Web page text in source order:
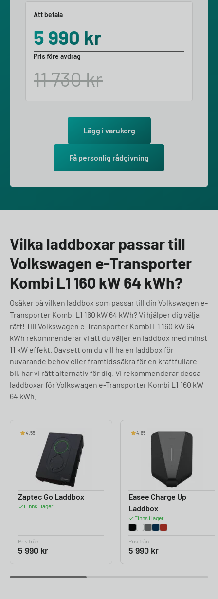
Att betala
5 990 kr
Pris före avdrag
11 730kr
Lägg i varukorg
Få personlig rådgivning
Vilka laddboxar passar till
Volkswagen e-Transporter
Kombi L1 160 kW 64 kWh?
Osäker på vilken laddbox som passar till din Volkswagen e-
Transporter Kombi L1 160 kW 64 kWh? Vi hjälper dig välja
rätt! Till Volkswagen e-Transporter Kombi L1 160 kW 64
kWh rekommenderar vi att du väljer en laddbox med minst
11 kW effekt. Oavsett om du vill ha en laddbox för
nuvarande behov eller framtidssäkra för en kraftfullare
bil, har vi rätt alternativ för dig. Vi rekommenderar dessa
laddboxar för Volkswagen e-Transporter Kombi L1 160 kW
64 kWh.
4.55
Zaptec Go Laddbox
Finns i lager
Pris från
5 990 kr
4.65
Easee Charge Up
Laddbox
Finns i lager
Pris från
5 990 kr